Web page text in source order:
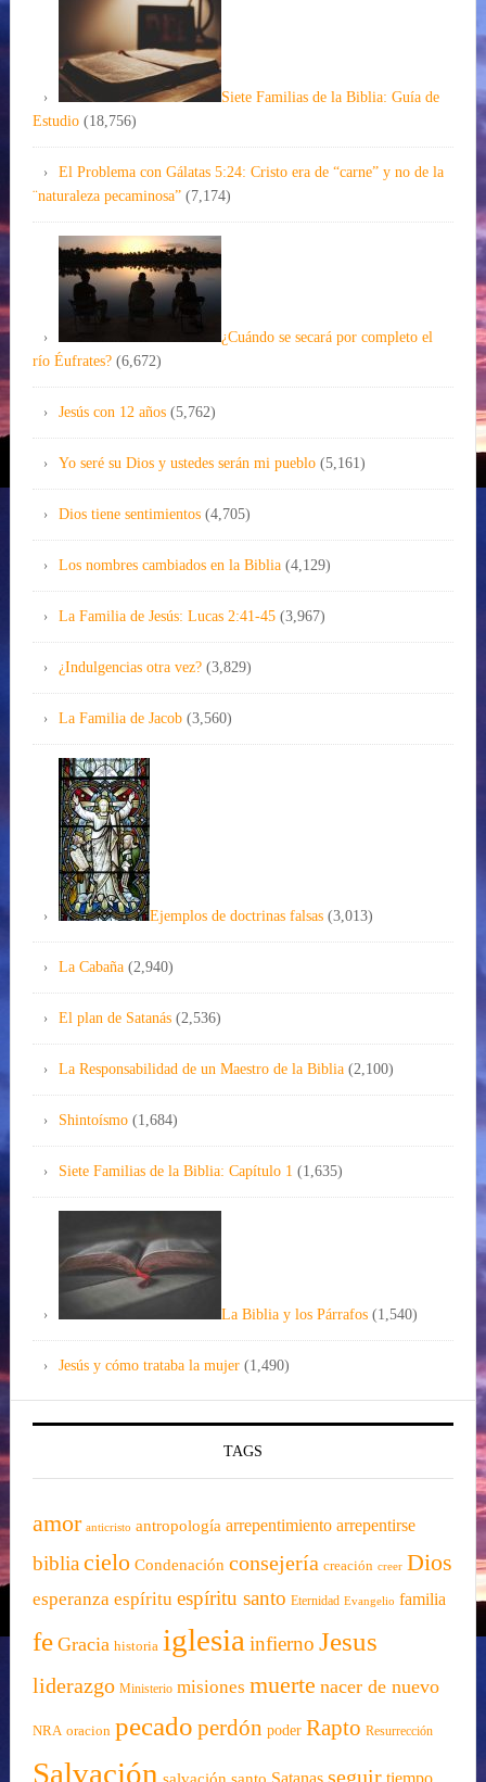
Siete Familias de la Biblia: Guía de
Estudio (18,756)
El Problema con Gálatas 5:24: Cristo era de “carne” y no de la
¨naturaleza pecaminosa” (7,174)
¿Cuándo se secará por completo el
río Éufrates? (6,672)
Jesús con 12 años (5,762)
Yo seré su Dios y ustedes serán mi pueblo (5,161)
Dios tiene sentimientos (4,705)
Los nombres cambiados en la Biblia (4,129)
La Familia de Jesús: Lucas 2:41-45 (3,967)
¿Indulgencias otra vez? (3,829)
La Familia de Jacob (3,560)
Ejemplos de doctrinas falsas (3,013)
La Cabaña (2,940)
El plan de Satanás (2,536)
La Responsabilidad de un Maestro de la Biblia (2,100)
Shintoísmo (1,684)
Siete Familias de la Biblia: Capítulo 1 (1,635)
La Biblia y los Párrafos (1,540)
Jesús y cómo trataba la mujer (1,490)
TAGS
amor anticristo antropología arrepentimiento arrepentirse
bibliacielo Condenación consejería creación creer Dios
esperanza espíritu espíritu santo Eternidad Evangelio familia
fe Gracia historia iglesia infierno Jesus
liderazgo Ministerio misiones muerte nacer de nuevo
NRA oracion pecado perdón poder Rapto Resurrección
Salvación santo Satanas seguir tiempo